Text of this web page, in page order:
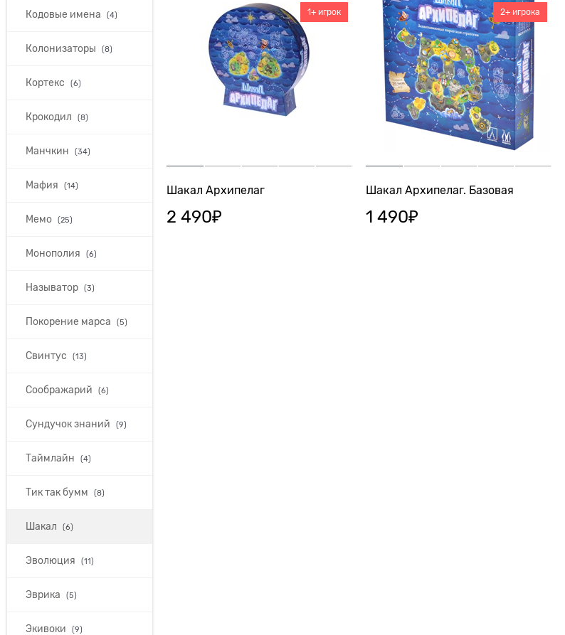
Кодовые имена (4)
Колонизаторы (8)
Кортекс (6)
Крокодил (8)
Манчкин (34)
Мафия (14)
Мемо (25)
Монополия (6)
Называтор (3)
Покорение марса (5)
Свинтус (13)
Соображарий (6)
Сундучок знаний (9)
Таймлайн (4)
Тик так бумм (8)
Шакал (6)
Эволюция (11)
Эврика (5)
Экивоки (9)
Шакал Архипелаг
1+ игрок
2 490₽
Шакал Архипелаг. Базовая
2+ игрока
1 490₽